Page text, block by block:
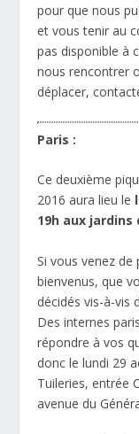
pour que nous
et vous tenir au
pas disponible à
nous rencontrer
déplacer,
Paris :
Ce deuxième
2016 aura lieu le
19h aux jardins
Si vous venez de
bienvenus, que
décidés vis-à-vis
Des internes
répondre à vos
donc le lundi 29
Tuileries, entrée
avenue du